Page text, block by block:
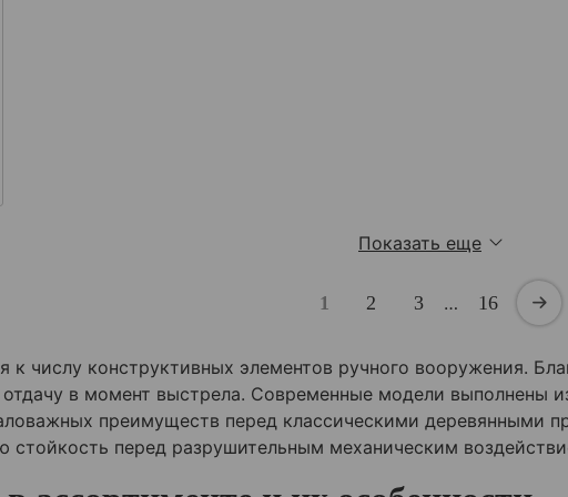
Показать еще
1 2 3 … 16
числу конструктивных элементов ручного вооружения.
в момент выстрела. Современные модели выполнены
преимуществ перед классическими деревянными
перед разрушительным механическим